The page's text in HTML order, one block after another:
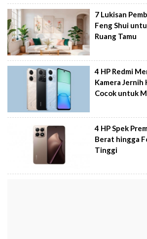
7 Lukisan
Feng Shui
Ruang Tamu
4 HP Redmi
Kamera Jernih
Cocok untuk
4 HP Spek
Berat hingga
Tinggi